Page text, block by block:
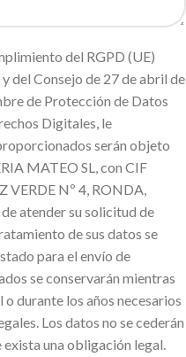
del RGPD (UE)
del Consejo de 27 de abril de
de Protección de Datos
Digitales, le
serán objeto
MATEO SL, con CIF
VERDE Nº 4, RONDA,
atender su solicitud de
de sus datos se
para el envío de
se conservarán mientras
durante los años necesarios
Los datos no se cederán
exista una obligación legal.